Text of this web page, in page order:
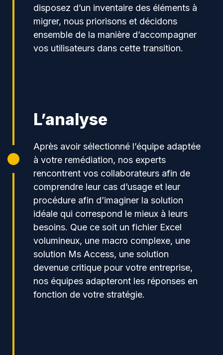
disposez d’un inventaire des éléments à
migrer, nous priorisons et décidons
ensemble de la manière d’accompagner
vos utilisateurs dans cette transition.
L’analyse
Après avoir sélectionné l’équipe adaptée
à votre remédiation, nos experts
rencontrent vos collaborateurs afin de
comprendre leur cas d’usage et leur
procédure afin d’imaginer la solution
idéale qui correspond le mieux à leurs
besoins. Que ce soit un fichier Excel
volumineux, une macro complexe, une
solution Ms Access, une solution
devenue critique pour votre entreprise,
nos équipes adapteront les réponses en
fonction de votre stratégie.